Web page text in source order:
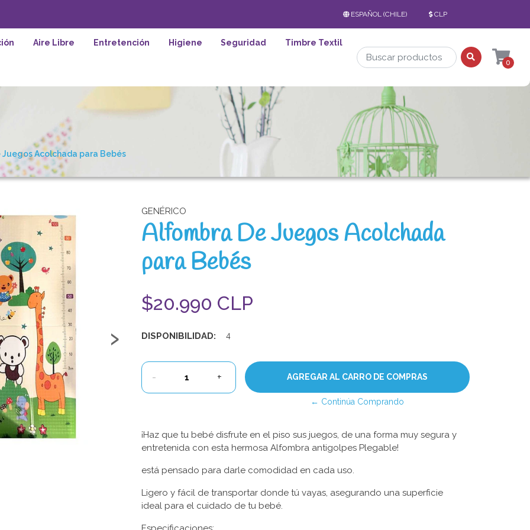
ESPAÑOL (CHILE) CLP
Aire Libre Entretención Higiene Seguridad Timbre Textil
0
Juegos Acolchada para Bebés
›
GENÉRICO
Alfombra De Juegos Acolchada
para Bebés
$20.990 CLP
DISPONIBILIDAD: 4
- +
← Continúa Comprando
¡Haz que tu bebé disfrute en el piso sus juegos, de una forma muy segura y
entretenida con esta hermosa Alfombra antigolpes Plegable!
está pensado para darle comodidad en cada uso.
Ligero y fácil de transportar donde tú vayas, asegurando una superficie
ideal para el cuidado de tu bebé.